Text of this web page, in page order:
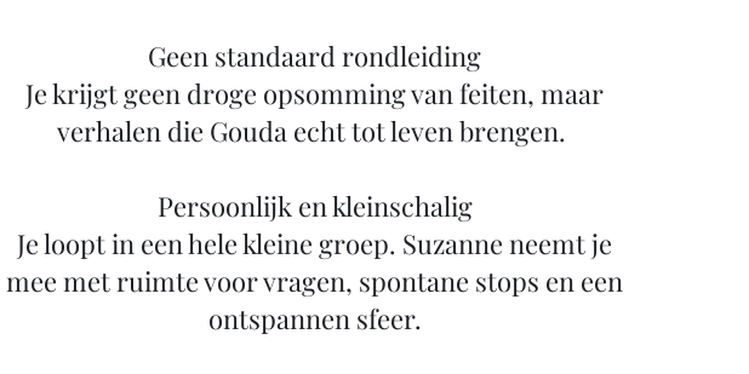
Geen standaard rondleiding
Je krijgt geen droge opsomming van feiten, maar
verhalen die Gouda echt tot leven brengen.
Persoonlijk en kleinschalig
Je loopt in een hele kleine groep. Suzanne neemt je
mee met ruimte voor vragen, spontane stops en een
ontspannen sfeer.